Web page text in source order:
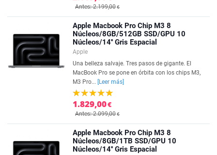
Antes: 2.199,00€
Apple Macbook Pro Chip M3 8
Núcleos/8GB/512GB SSD/GPU 10
Núcleos/14'' Gris Espacial
Apple
Una belleza salvaje. Tres pasos de gigante. El
MacBook Pro se pone en órbita con los chips M3,
M3 Pro...
[Leer más]
1.829,00€
Antes: 2.099,00€
Apple Macbook Pro Chip M3 8
Núcleos/8GB/1TB SSD/GPU 10
Núcleos/14'' Gris Espacial